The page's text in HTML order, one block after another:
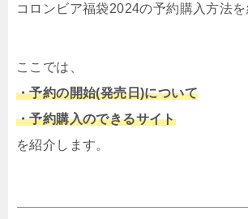
コロンビア福袋2024の予約購入方法を
ここでは、
・予約の開始(発売日)について
・予約購入のできるサイト
を紹介します。